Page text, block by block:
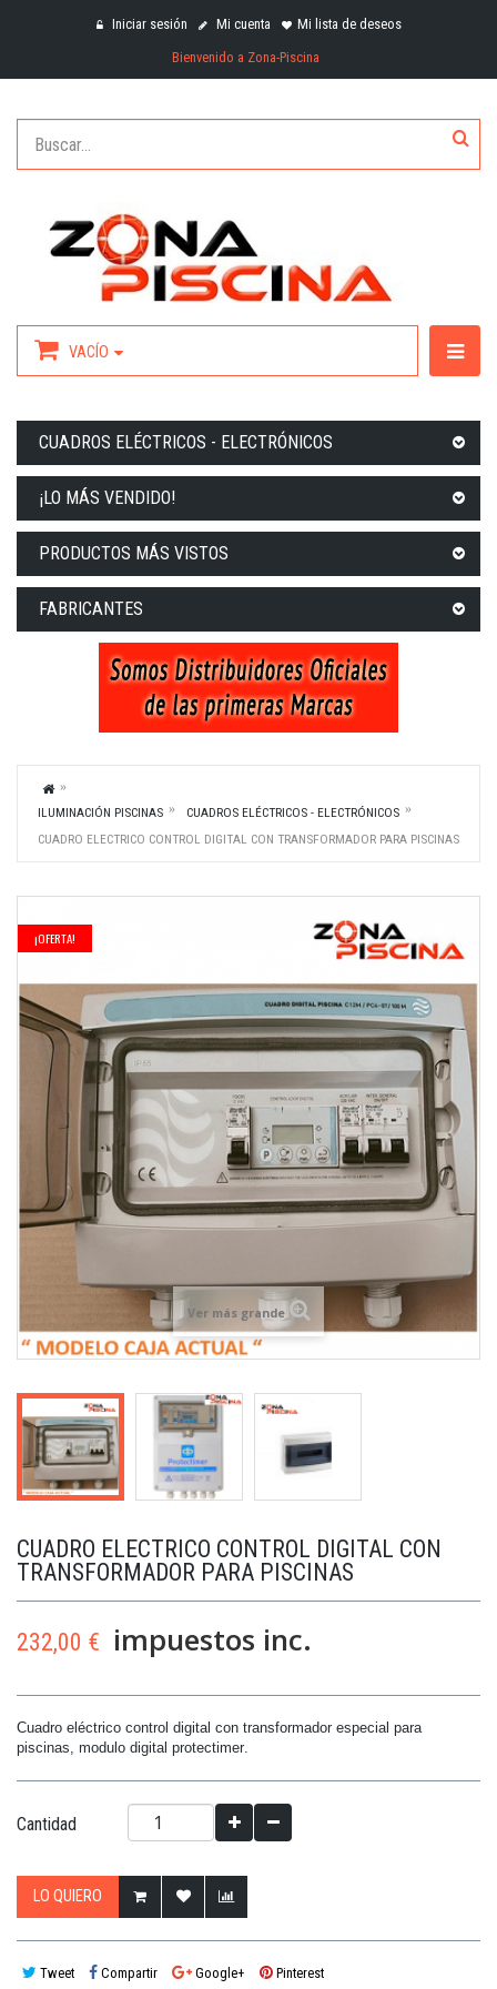
Iniciar sesión Mi cuenta
Mi lista de deseos
Bienvenido a Zona-Piscina
VACÍO
CUADROS ELÉCTRICOS - ELECTRÓNICOS
¡LO MÁS VENDIDO!
PRODUCTOS MÁS VISTOS
FABRICANTES
ILUMINACIÓN PISCINAS
CUADROS ELÉCTRICOS - ELECTRÓNICOS
CUADRO ELECTRICO CONTROL DIGITAL CON TRANSFORMADOR PARA PISCINAS
¡OFERTA!
Ver más grande
CUADRO ELECTRICO CONTROL DIGITAL CON
TRANSFORMADOR PARA PISCINAS
232,00 € impuestos inc.
Cuadro eléctrico control digital con transformador especial para
piscinas, modulo digital protectimer
Cantidad
LO QUIERO
Tweet Compartir Google+ Pinterest